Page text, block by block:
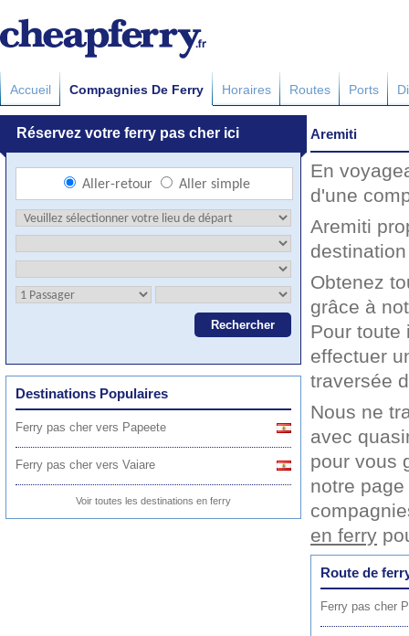
Accueil Compagnies De Ferry Horaires Routes Ports
Destinations Populaires
Ferry pas cher vers Papeete
Ferry pas cher vers Vaiare
Voir toutes les destinations en ferry
Aremiti
En
d'une
Aremiti
Obtenez
grâce à
Pour toute
effectuer
traversée
Nous ne
avec
pour vous
notre page
en ferry
Route de
Ferry pas cher